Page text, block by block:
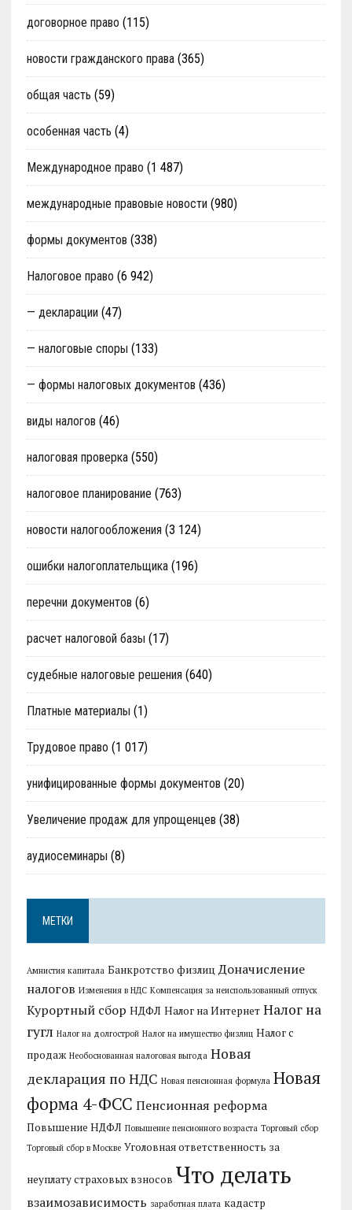
договорное право (115)
новости гражданского права(365)
общая часть (59)
особенная часть (4)
Международное право (1 487)
международные правовые новости (980)
формы документов (338)
Налоговое право (6 942)
— декларации (47)
— налоговые споры (133)
— формы налоговых документов (436)
виды налогов (46)
налоговая проверка(550)
налоговое планирование (763)
новости налогообложения (3 124)
ошибки налогоплательщика(196)
перечни документов (6)
расчет налоговой базы (17)
судебные налоговые решения (640)
Платные материалы (1)
Трудовое право (1 017)
унифицированные формы документов (20)
Увеличение продаж для упрощенцев (38)
аудиосеминары (8)
МЕТКИ
Амнистия капитала Банкротство физлиц Доначисление
налогов Изменения в НДС Компенсация за неиспользованный отпуск
Курортный сбор НДФЛ Налог на Интернет Налог на
гугл Налог на долгострой Налог на имущество физлиц Налог с
продаж Необоснованная налоговая выгода Новая
декларация по НДС Новая пенсионная формула Новая
форма 4-ФСС Пенсионная реформа
Повышение НДФЛ Повышение пенсионного возраста Торговый сбор
Торговый сбор в Москве Уголовная ответственность за
неуплату страховых взносов Что делать
взаимозависимость заработная плата кадастр